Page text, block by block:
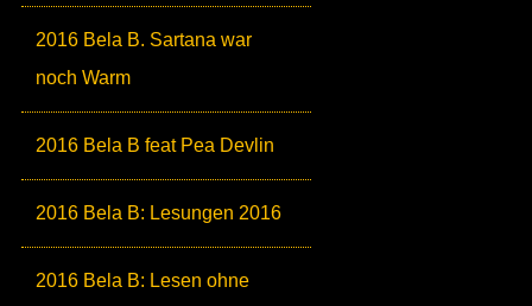
2016 Bela B. Sartana war
noch Warm
2016 Bela B feat Pea Devlin
2016 Bela B: Lesungen 2016
2016 Bela B: Lesen ohne